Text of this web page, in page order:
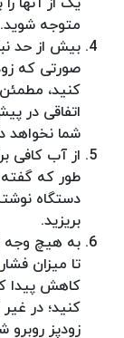
متوجه شوید.
بیش از حد
صورتی که
کنید،
اتفاقی در
شما نخواهد
از آب کافی
طور که
دستگاه
بریزید.
به هیچ وجه
تا میزان
کاهش پیدا
کنید؛ در
زودپز روبرو